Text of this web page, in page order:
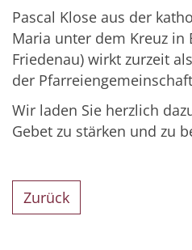
Pascal Klose aus der
Maria unter dem Kreuz
Friedenau) wirkt zurzeit
der
Wir laden Sie herzlich
Gebet zu stärken und zu
Zurück